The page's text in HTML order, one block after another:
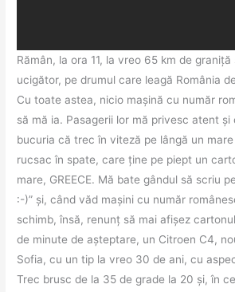
Rămân, la ora 11, la vreo 65 km de
ucigător, pe drumul care leagă România
Cu toate astea, nicio mașină cu număr
să mă ia. Pasagerii lor mă privesc atent
bucuria că trec în viteză pe lângă un
rucsac în spate, care ține pe piept un
mare, GREECE. Mă bate gândul să scriu
:-)” și, când văd mașini cu număr
schimb, însă, renunț să mai afișez
de minute de așteptare, un Citroen C4,
Sofia, cu un tip la vreo 30 de ani, cu
Trec brusc de la 35 de grade la 20 și, în